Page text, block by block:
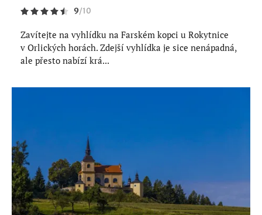
9/10
Zavítejte na vyhlídku na Farském kopci u Rokytnice
v Orlických horách. Zdejší vyhlídka je sice nenápadná,
ale přesto nabízí krá...